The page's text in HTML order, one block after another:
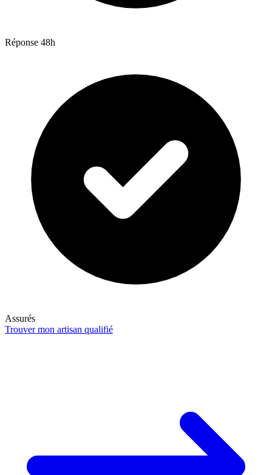
Réponse 48h
Assurés
Trouver mon artisan qualifié